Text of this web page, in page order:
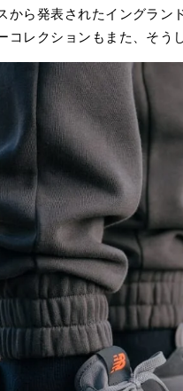
から発表されたイングラン
コレクションもまた、そう